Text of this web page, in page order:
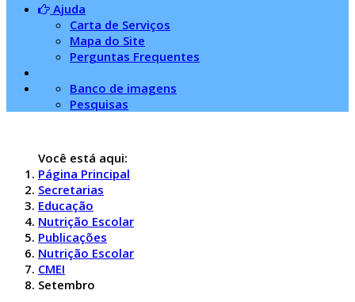
Ajuda
Carta de Serviços
Mapa do Site
Perguntas Frequentes
Banco de imagens
Pesquisas
Você está aqui:
Página Principal
Secretarias
Educação
Nutrição Escolar
Publicações
Nutrição Escolar
CMEI
Setembro